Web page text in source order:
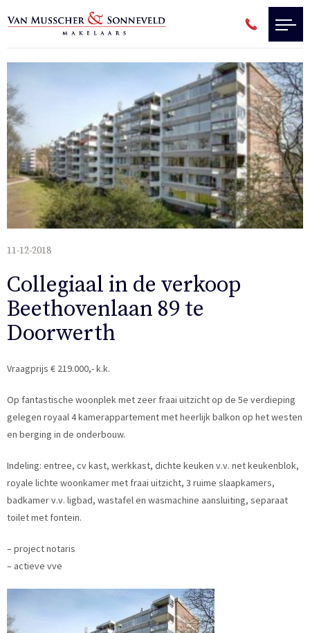
11-12-2018
Collegiaal in de verkoop
Beethovenlaan 89 te
Doorwerth
Vraagprijs € 219.000,- k.k.
Op fantastische woonplek met zeer fraai uitzicht op de 5e verdieping
gelegen royaal 4 kamerappartement met heerlijk balkon op het westen
en berging in de onderbouw.
Indeling: entree, cv kast, werkkast, dichte keuken v.v. net keukenblok,
royale lichte woonkamer met fraai uitzicht, 3 ruime slaapkamers,
badkamer v.v. ligbad, wastafel en wasmachine aansluiting, separaat
toilet met fontein.
– project notaris
– actieve vve